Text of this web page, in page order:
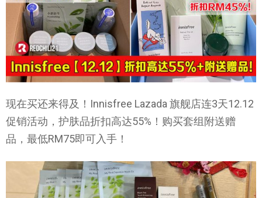
现在买还来得及！Innisfree Lazada 旗舰店连3天12.12
促销活动，护肤品折扣高达55%！购买套组附送赠
品，最低RM75即可入手！